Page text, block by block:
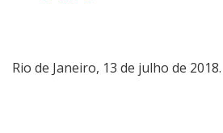
Rio de Janeiro, 13 de julho de 2018.